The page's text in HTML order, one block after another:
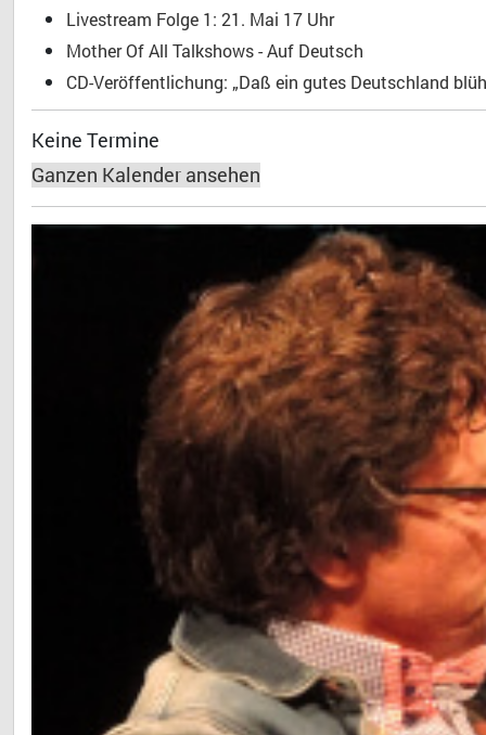
Livestream Folge 1: 21. Mai 17 Uhr
Mother Of All Talkshows - Auf Deutsch
CD-Veröffentlichung: „Daß ein gutes Deutschland
Keine Termine
Ganzen Kalender ansehen